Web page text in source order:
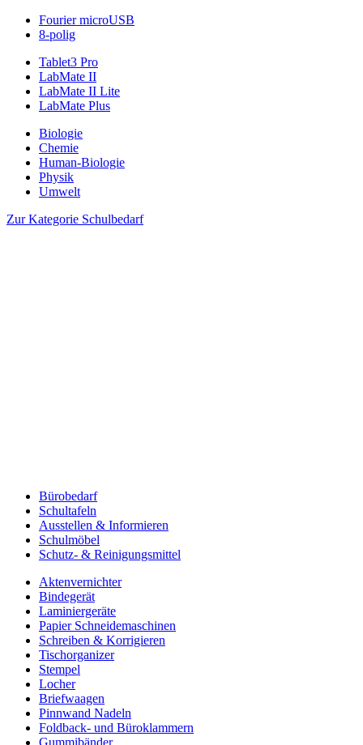
Fourier microUSB
8-polig
Tablet3 Pro
LabMate II
LabMate II Lite
LabMate Plus
Biologie
Chemie
Human-Biologie
Physik
Umwelt
Zur Kategorie Schulbedarf
Bürobedarf
Schultafeln
Ausstellen & Informieren
Schulmöbel
Schutz- & Reinigungsmittel
Aktenvernichter
Bindegerät
Laminiergeräte
Papier Schneidemaschinen
Schreiben & Korrigieren
Tischorganizer
Stempel
Locher
Briefwaagen
Pinnwand Nadeln
Foldback- und Büroklammern
Gummibänder